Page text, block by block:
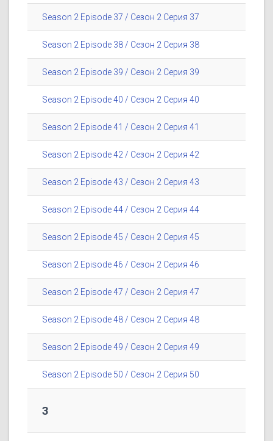
Season 2 Episode 37 / Сезон 2 Серия 37
Season 2 Episode 38 / Сезон 2 Серия 38
Season 2 Episode 39 / Сезон 2 Серия 39
Season 2 Episode 40 / Сезон 2 Серия 40
Season 2 Episode 41 / Сезон 2 Серия 41
Season 2 Episode 42 / Сезон 2 Серия 42
Season 2 Episode 43 / Сезон 2 Серия 43
Season 2 Episode 44 / Сезон 2 Серия 44
Season 2 Episode 45 / Сезон 2 Серия 45
Season 2 Episode 46 / Сезон 2 Серия 46
Season 2 Episode 47 / Сезон 2 Серия 47
Season 2 Episode 48 / Сезон 2 Серия 48
Season 2 Episode 49 / Сезон 2 Серия 49
Season 2 Episode 50 / Сезон 2 Серия 50
3